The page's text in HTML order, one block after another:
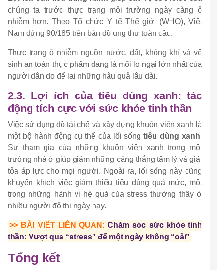
chúng ta trước thực trạng môi trường ngày càng ô
nhiễm hơn. Theo Tổ chức Y tế Thế giới (WHO), Việt
Nam đứng 90/185 trên bản đồ ung thư toàn cầu.
Thực trạng ô nhiễm nguồn nước, đất, không khí và vệ
sinh an toàn thực phẩm đang là mối lo ngại lớn nhất của
người dân do để lại những hậu quả lâu dài.
2.3. Lợi ích của tiêu dùng xanh: tác
động tích cực với sức khỏe tinh thần
Việc sử dụng đồ tái chế và xây dựng khuôn viên xanh là
một bộ hành động cụ thể của lối sốngtiêu dùng xanh.
Sự tham gia của những khuôn viên xanh trong môi
trường nhà ở giúp giảm những căng thẳng tâm lý và giải
tỏa áp lực cho mọi người. Ngoài ra, lối sống này cũng
khuyến khích việc giảm thiểu tiêu dùng quá mức, một
trong những hành vi hệ quả của stress thường thấy ở
nhiều người đô thị ngày nay.
>> BÀI VIẾT LIÊN QUAN:Chăm sóc sức khỏe tinh
thần: Vượt qua “stress” để một ngày không “oải”
Tổng kết